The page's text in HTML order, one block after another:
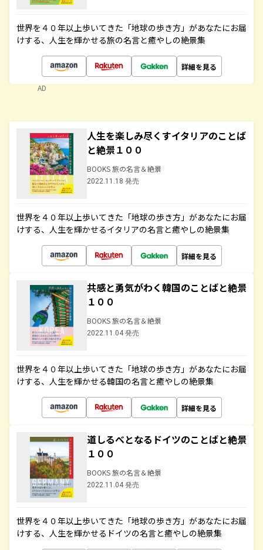
世界を４０年以上歩いてきた「地球の歩き方」があなたにお届
けする、人生を輝かせる旅の名言と癒やしの絶景集
詳細を見る
AD
人生を楽しみ尽くすイタリアのことば
と絶景１００
BOOKS 旅の名言＆絶景
2022.11.18 発売
世界を４０年以上歩いてきた「地球の歩き方」があなたにお届
けする、人生を輝かせるイタリアの名言と癒やしの絶景集
詳細を見る
共感と勇気がわく韓国のことばと絶景
１００
BOOKS 旅の名言＆絶景
2022.11.04 発売
世界を４０年以上歩いてきた「地球の歩き方」があなたにお届
けする、人生を輝かせる韓国の名言と癒やしの絶景集
詳細を見る
道しるべとなるドイツのことばと絶景
１００
BOOKS 旅の名言＆絶景
2022.11.04 発売
世界を４０年以上歩いてきた「地球の歩き方」があなたにお届
けする、人生を輝かせるドイツの名言と癒やしの絶景集